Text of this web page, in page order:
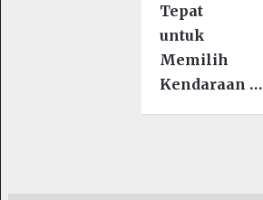
Tepat
untuk
Memilih
Kendaraan …